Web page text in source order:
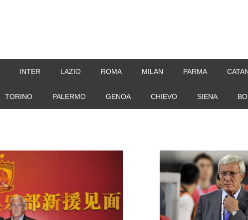
INTER LAZIO ROMA MILAN PARMA
TORINO PALERMO GENOA CHIEVO SIENA